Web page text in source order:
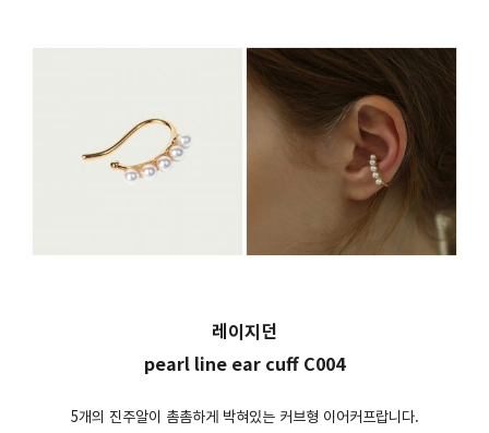
레이지던
pearl line ear cuff C004
5개의 진주알이 촘촘하게 박혀있는 커브형 이어커프랍니다.